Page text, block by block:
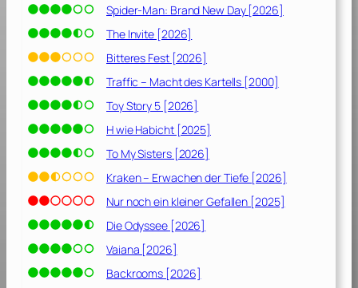
]
Spider-Man: Brand New Day [2026]
The Invite [2026]
Bitteres Fest [2026]
Traffic – Macht des Kartells [2000]
Toy Story 5 [2026]
H wie Habicht [2025]
To My Sisters [2026]
Kraken – Erwachen der Tiefe [2026]
Nur noch ein kleiner Gefallen [2025]
Die Odyssee [2026]
Vaiana [2026]
Backrooms [2026]